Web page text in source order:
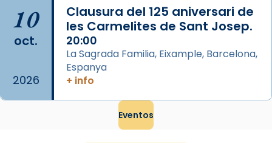
El seu sepulcre a Compostela fou un g
...Ver más
View on Facebook ·
10
oct.
2026
Clausura del 125 aniversari de
les Carmelites de Sant Josep.
20:00
La Sagrada Familia, Eixample, Barcelona,
Espanya
+ info
Eventos